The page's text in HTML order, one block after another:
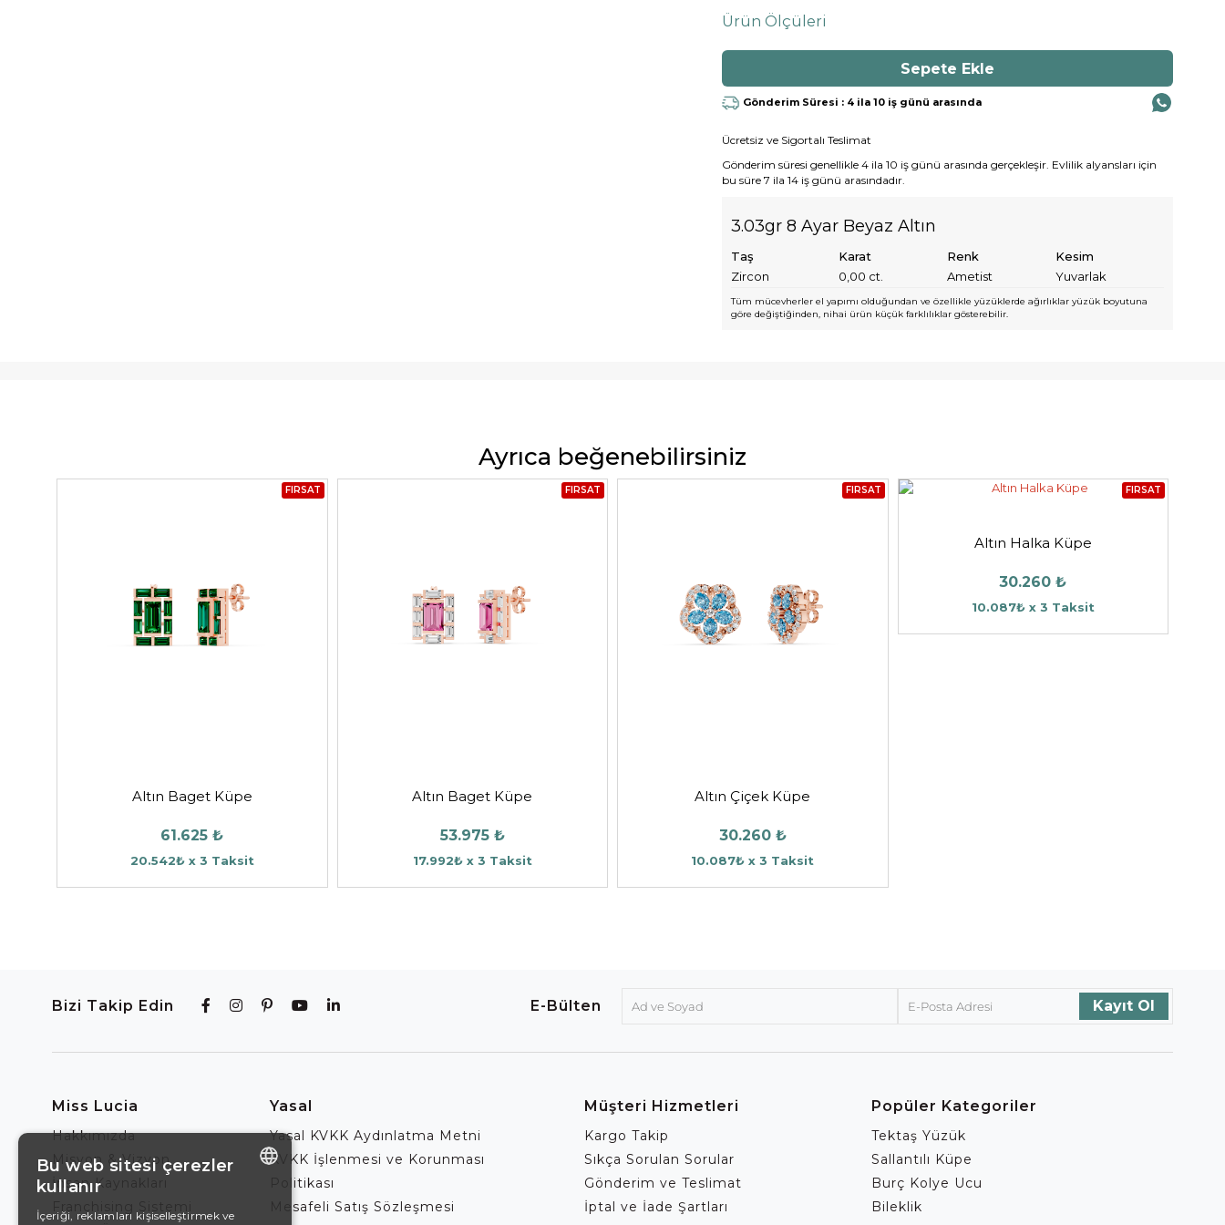
Ürün Ölçüleri
Gönderim Süresi : 4 ila 10 iş günü arasında
Ücretsiz ve Sigortalı Teslimat
Gönderim süresi genellikle 4 ila 10 iş günü arasında gerçekleşir. Evlilik alyansları için
bu süre 7 ila 14 iş günü arasındadır.
3.03gr 8 Ayar Beyaz Altın
Taş Karat Renk
Kesim
Zircon
0,00 ct. Ametist Yuvarlak
Tüm mücevherler el yapımı olduğundan ve özellikle yüzüklerde ağırlıklar yüzük boyutuna
göre değiştiğinden, nihai ürün küçük farklılıklar gösterebilir.
Ayrıca beğenebilirsiniz
FIRSAT
Altın Baget Küpe
61.625 ₺
20.542₺ x 3 Taksit
FIRSAT
Altın Baget Küpe
53.975 ₺
17.992₺ x 3 Taksit
FIRSAT
Altın Çiçek Küpe
30.260 ₺
10.087₺ x 3 Taksit
FIRSAT
Altın Halka Küpe
30.260 ₺
10.087₺ x 3 Taksit
Bizi Takip Edin E-Bülten
Miss Lucia
Hakkımızda
Misyon & Vizyon
İnsan Kaynakları
Yasal
Yasal KVKK Aydınlatma Metni
KVKK İşlenmesi ve Korunması
Politikası
Mesafeli Satış Sözleşmesi
Müşteri Hizmetleri
Kargo Takip
Sıkça Sorulan Sorular
Gönderim ve Teslimat
İptal ve İade Şartları
Popüler Kategoriler
Tektaş Yüzük
Sallantılı Küpe
Burç Kolye Ucu
Bileklik
Bu web sitesi çerezler
kullanır
İçeriği, reklamları kişiselleştirmek ve